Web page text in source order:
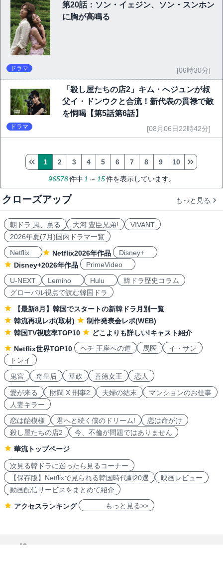
第20話：ソン・イェジン、ソン・スンホン
に胸が高鳴る
ドラマ [06時30分]
「殺し屋たちの店2」キム・へジュンが叔
父イ・ドンウクと合流！新代表の貫禄で敵
を恫喝【第5話第6話】
ドラマ [08月06日22時42分]
96578件中 1 ～ 15件を表示しています。
1 2 3 4 5 6 7 8 9 10
クローズアップ もっと見る
朝ドラ:風、薫る 大河:豊臣兄弟!
VIVANT
2026年夏(7月)国内ドラマ一覧
Netflix
Netflix2026年作品
Disney+
Disney+2026年作品
PrimeVideo
U-NEXT
Lemino Hulu
韓ドラ歴史コラム
グローバル視点で読む韓国ドラ
【最新8月】韓国でスタートの新韓ドラ月別一覧
韓流再現レポ(取材)
制作発表会レポ(WEB)
韓国TV視聴率TOP10
どこよりも詳しい!キャスト紹介
Netflix世界TOP10
ヘチ 王座への道 馬医
イ・サン
トンイ
鬼宮
奇皇后 華政 善徳女王 恋人
愛が来る 財閥 X 刑事2 夫婦の結末
マンションのお仕事
人妻キラー
恋は飴模様
君へと続く僕のドリーム!
恋は命がけ
殺し屋たちの店2
今、不倫が問題ではありません
華流トップページ
次見る韓ドラに迷ったら見るコーナー
【保存版】Netflixで見られる韓国時代劇20選
映画レビュー
動画配信サービスをまとめて紹介
アクセスランキング もっと見る>>